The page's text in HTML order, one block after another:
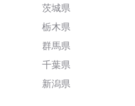
茨城県
栃木県
群馬県
千葉県
新潟県